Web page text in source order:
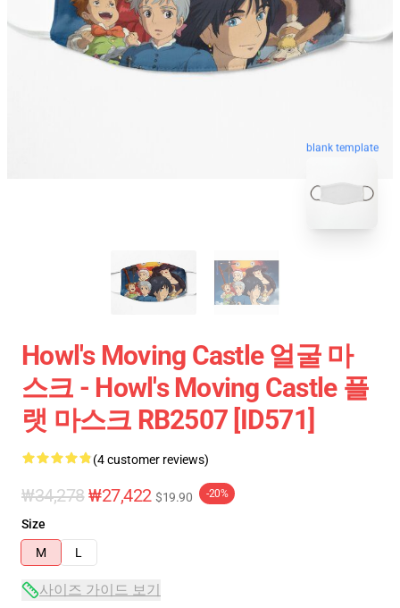
blank template
Howl's Moving Castle 얼굴 마
스크 - Howl's Moving Castle 플
랫 마스크 RB2507 [ID571]
(4 customer reviews)
₩34,278₩27,422 $19.90 -20%
Size
M
L
사이즈 가이드 보기